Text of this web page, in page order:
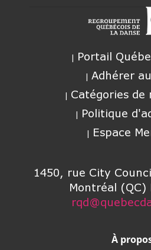
Portail
Adhérer
Catégories de
Politique
Espace
1450, rue City
Montréal (QC)
À